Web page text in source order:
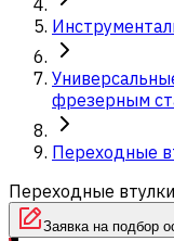
фрезерным
Переходные
Переходные
Заявка на подбор